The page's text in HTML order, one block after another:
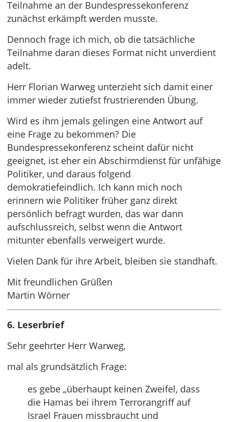
Teilnahme an der Bundespressekonferenz
zunächst erkämpft werden musste.
Dennoch frage ich mich, ob die tatsächliche
Teilnahme daran dieses Format nicht unverdient
adelt.
Herr Florian Warweg unterzieht sich damit einer
immer wieder zutiefst frustrierenden Übung.
Wird es ihm jemals gelingen eine Antwort auf
eine Frage zu bekommen? Die
Bundespressekonferenz scheint dafür nicht
geeignet, ist eher ein Abschirmdienst für unfähige
Politiker, und daraus folgend
demokratiefeindlich. Ich kann mich noch
erinnern wie Politiker früher ganz direkt
persönlich befragt wurden, das war dann
aufschlussreich, selbst wenn die Antwort
mitunter ebenfalls verweigert wurde.
Vielen Dank für ihre Arbeit, bleiben sie standhaft.
Mit freundlichen Grüßen
Martin Wörner
6. Leserbrief
Sehr geehrter Herr Warweg,
mal als grundsätzlich Frage:
es gebe „überhaupt keinen Zweifel, dass
die Hamas bei ihrem Terrorangriff auf
Israel Frauen missbraucht und